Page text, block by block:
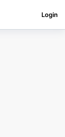
Login